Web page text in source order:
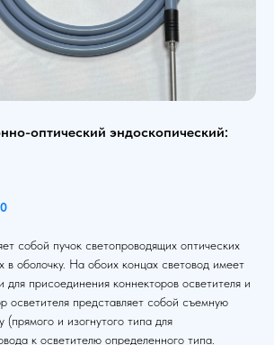
оптический эндоскопический:
собой пучок светопроводящих оптических
в оболочку. На обоих концах световод имеет
для присоединения коннекторов осветителя и
осветителя представляет собой съемную
(прямого и изогнутого типа для
к осветителю определенного типа.